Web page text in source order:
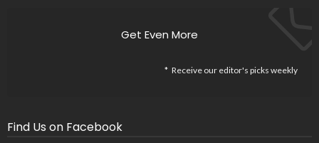
Get Even More
Receive our editor's picks weekly
Find Us on Facebook